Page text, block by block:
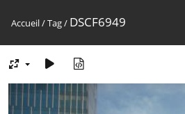
Accueil/Tag/ DSCF6949